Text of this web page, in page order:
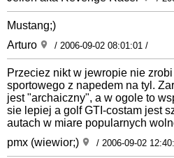
Mustang;)
Arturo
/ 2006-09-02 08:01:01 /
Przeciez nikt w jewropie nie
sportowego z napedem na tyl.
jest "archaiczny", a w ogole to
sie lepiej a golf GTI-costam jest
autach w miare popularnych
pmx (wiewior;)
/ 2006-09-02